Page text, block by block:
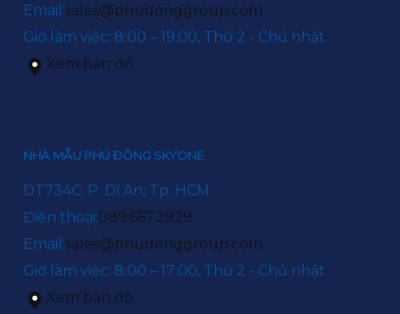
Email:sales@phudonggroup.com
Giờ làm việc: 8:00 – 19:00, Thứ 2 - Chủ nhật
Xem bản đồ
NHÀ MẪU PHÚ ĐÔNG SKYONE
DT734C, P. Dĩ An, Tp. HCM
Điện thoại:089.667.2929
Email:sales@phudonggroup.com
Giờ làm việc: 8:00 – 17:00, Thứ 2 - Chủ nhật
Xem bản đồ